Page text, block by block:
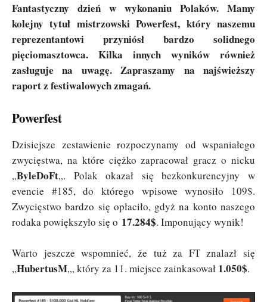
Fantastyczny dzień w wykonaniu Polaków. Mamy
kolejny tytuł mistrzowski Powerfest, który naszemu
reprezentantowi przyniósł bardzo solidnego
pięciomasztowca. Kilka innych wyników również
zasługuje na uwagę. Zapraszamy na najświeższy
raport z festiwalowych zmagań.
Powerfest
Dzisiejsze zestawienie rozpoczynamy od wspaniałego
zwycięstwa, na które ciężko zapracował gracz o nicku
„ByleDoFt„. Polak okazał się bezkonkurencyjny w
evencie #185, do którego wpisowe wynosiło 109$.
Zwycięstwo bardzo się opłaciło, gdyż na konto naszego
rodaka powiększyło się o 17.284$. Imponujący wynik!
Warto jeszcze wspomnieć, że tuż za FT znalazł się
„HubertusM„, który za 11. miejsce zainkasował 1.050$.